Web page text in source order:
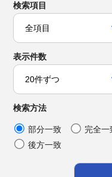
検索項目
表示件数
検索方法
部分一致 完全一
後方一致